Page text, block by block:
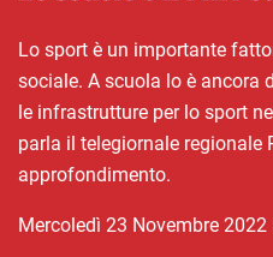
Lo sport è un importante
sociale. A scuola lo è ancora
le infrastrutture per lo sport
parla il telegiornale regionale
approfondimento.
mercoledì 23 Novembre 2022